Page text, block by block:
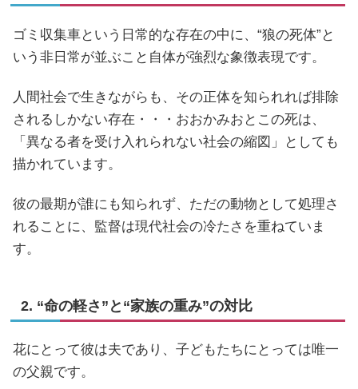
ゴミ収集車という日常的な存在の中に、“狼の死体”と
いう非日常が並ぶこと自体が強烈な象徴表現です。
人間社会で生きながらも、その正体を知られれば排除
されるしかない存在・・・おおかみおとこの死は、
「異なる者を受け入れられない社会の縮図」としても
描かれています。
彼の最期が誰にも知られず、ただの動物として処理さ
れることに、監督は現代社会の冷たさを重ねていま
す。
2. “命の軽さ”と“家族の重み”の対比
花にとって彼は夫であり、子どもたちにとっては唯一
の父親です。